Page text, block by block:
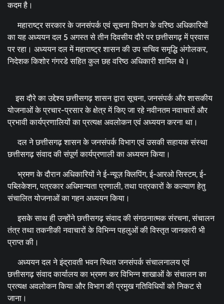
कदम है।
महाराष्ट्र सरकार के जनसंपर्क एवं सूचना विभाग के वरिष्ठ अधिकारियों
का यह अध्ययन दल 5 अगस्त से तीन दिवसीय दौरे पर छत्तीसगढ़ में प्रवास
पर रहा। अध्ययन दल में महाराष्ट्र शासन की उप सचिव समृद्धि अंगोलकर,
निदेशक किशोर गंगरडे सहित कुल छह वरिष्ठ अधिकारी शामिल थे।
इस दौरे का उद्देश्य छत्तीसगढ़ शासन द्वारा सूचना, जनसंपर्क और शासकीय
योजनाओं के प्रचार-प्रसार के क्षेत्र में किए जा रहे नवीनतम नवाचारों और
प्रभावी कार्यप्रणालियों का प्रत्यक्ष अवलोकन एवं अध्ययन करना था।
दल ने छत्तीसगढ़ शासन के जनसंपर्क विभाग एवं उसकी सहायक संस्था
छत्तीसगढ़ संवाद की संपूर्ण कार्यप्रणाली का अध्ययन किया।
भ्रमण के दौरान अधिकारियों ने ई-न्यूज़ क्लिपिंग, ई-आरओ सिस्टम, ई-
पब्लिकेशन, पत्रकार अधिमान्यता प्रणाली, तथा पत्रकारों के कल्याण हेतु
संचालित योजनाओं का गहन अध्ययन किया।
इसके साथ ही उन्होंने छत्तीसगढ़ संवाद की संगठनात्मक संरचना, संचालन
तंत्र तथा तकनीकी नवाचारों के विभिन्न पहलुओं की विस्तृत जानकारी भी
प्राप्त की।
अध्ययन दल ने इंद्रावती भवन स्थित जनसंपर्क संचालनालय एवं
छत्तीसगढ़ संवाद कार्यालय का भ्रमण कर विभिन्न शाखाओं के संचालन का
प्रत्यक्ष अवलोकन किया और विभाग की प्रमुख गतिविधियों को निकट से
जाना।